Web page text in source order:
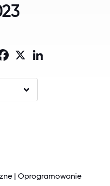
Facebook
| Oprogramowanie